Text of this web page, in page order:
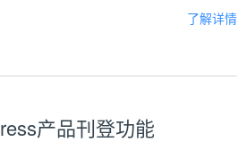
了解详情
产品刊登功能